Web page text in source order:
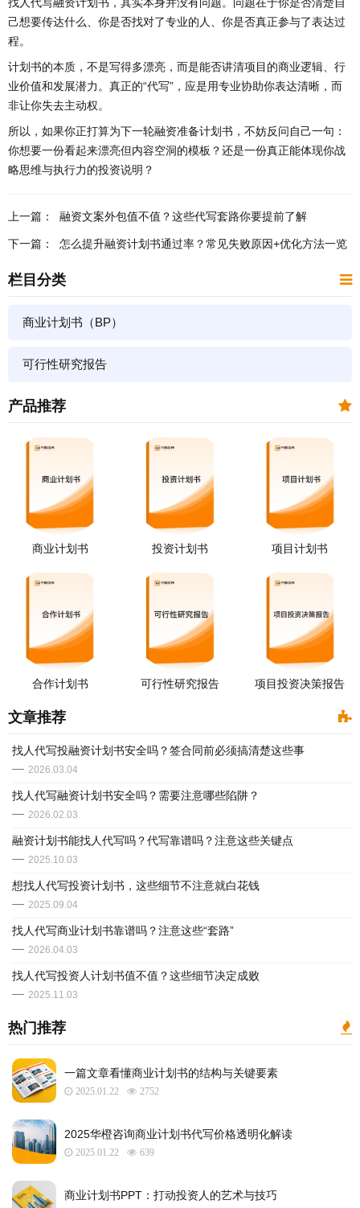
己想要传达什么、你是否找对了专业的人、你是否真正参与了表达过
程。
计划书的本质，不是写得多漂亮，而是能否讲清项目的商业逻辑、行
业价值和发展潜力。真正的“代写”，应是用专业协助你表达清晰，而
非让你失去主动权。
所以，如果你正打算为下一轮融资准备计划书，不妨反问自己一句：
你想要一份看起来漂亮但内容空洞的模板？还是一份真正能体现你战
略思维与执行力的投资说明？
上一篇： 融资文案外包值不值？这些代写套路你要提前了解
下一篇： 怎么提升融资计划书通过率？常见失败原因+优化方法一览
栏目分类
商业计划书（BP）
可行性研究报告
产品推荐
商业计划书 投资计划书 项目计划书
合作计划书 可行性研究报告 项目投资决策报告
文章推荐
找人代写投融资计划书安全吗？签合同前必须搞清楚这些事
2026.03.04
找人代写融资计划书安全吗？需要注意哪些陷阱？
2026.02.03
融资计划书能找人代写吗？代写靠谱吗？注意这些关键点
2025.10.03
​想找人代写投资计划书，这些细节不注意就白花钱
2025.09.04
​找人代写商业计划书靠谱吗？注意这些“套路”
2026.04.03
找人代写投资人计划书值不值？这些细节决定成败
2025.11.03
热门推荐
一篇文章看懂商业计划书的结构与关键要素
2025.01.22 2752
2025华橙咨询商业计划书代写价格透明化解读
2025.01.22 639
​商业计划书PPT：打动投资人的艺术与技巧